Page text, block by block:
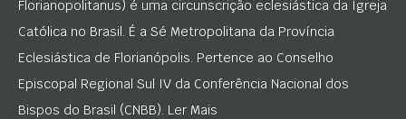
Florianopolitanus) é uma circunscrição eclesiástica da Igreja
Católica no Brasil. É a Sé Metropolitana da Província
Eclesiástica de Florianópolis. Pertence ao Conselho
Episcopal Regional Sul IV da Conferência Nacional dos
Bispos do Brasil (CNBB). Ler Mais